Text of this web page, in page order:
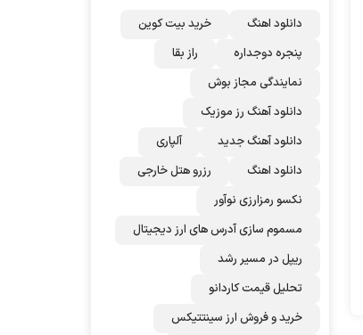
دانلود اهنگ
خرید بیت کوین
پنجره دوجداره
راز بقا
نمایندگی مجاز بوش
دانلود آهنگ رز‌ موزیک
دانلود آهنگ جدید
آلپاری
دانلود اهنگ
رزرو هتل خارجی
نکسو رمزارزی نوآور
مسموم سازی آدرس های ارز دیجیتال
ریپل در مسیر رشد
تحلیل قیمت کاردانو
خرید و فروش ارز سینتتیکس